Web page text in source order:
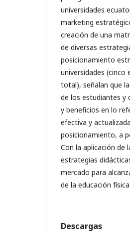
universidades
marketing
creación de una
de diversas
posicionamiento
universidades
total), señalan que
de los estudiantes y
y beneficios en lo
efectiva y
posicionamiento, a
Con la aplicación
estrategias
mercado para
de la educación
Descargas